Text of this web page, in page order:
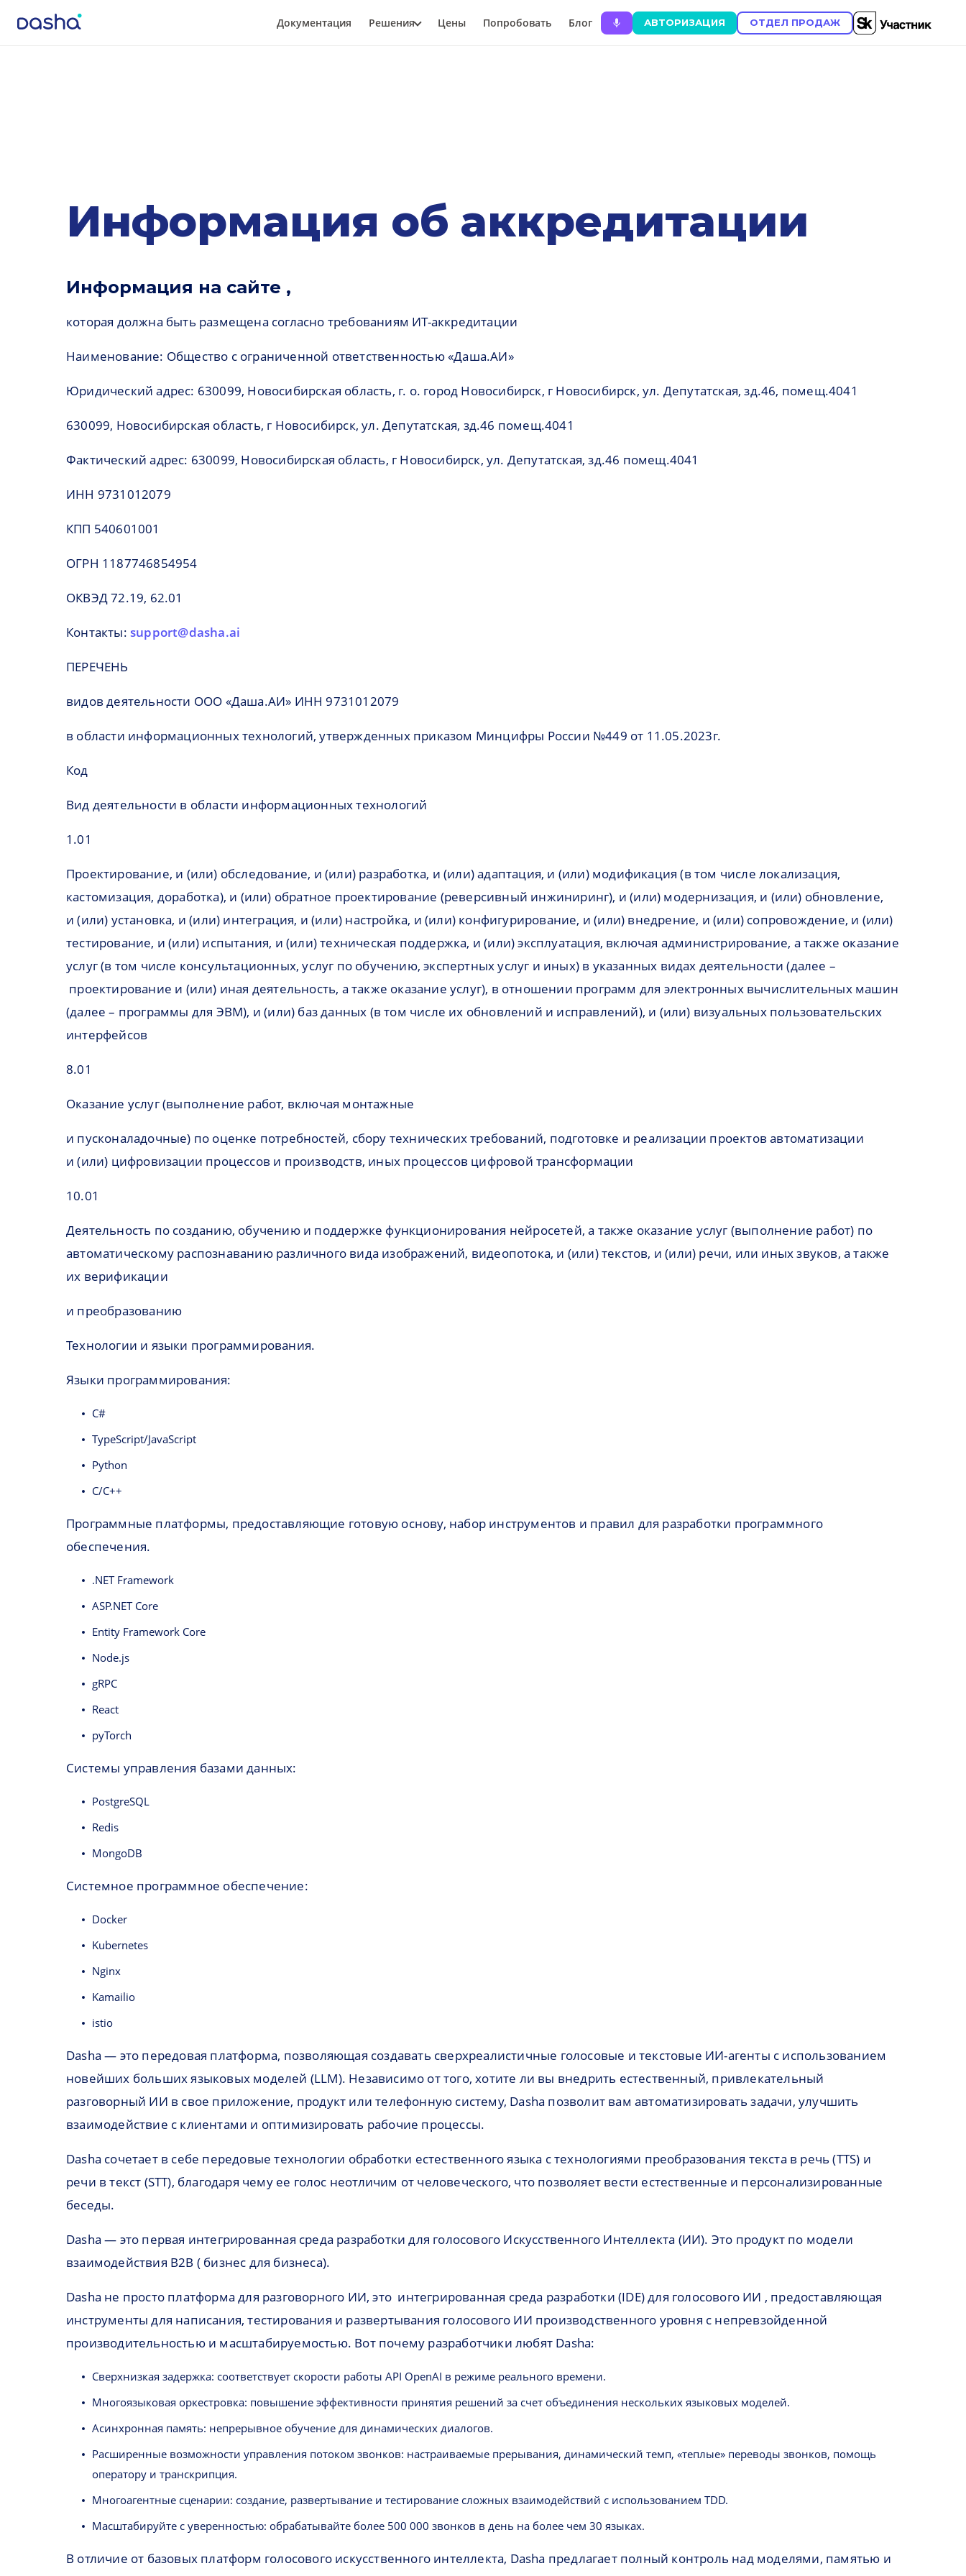
Документация Решения Цены Попробовать Блог АВТОРИЗАЦИЯ ОТДЕЛ ПРОДАЖ
Информация об аккредитации
Информация на сайте ,
которая должна быть размещена согласно требованиям ИТ-аккредитации
Наименование: Общество с ограниченной ответственностью «Даша.АИ»
Юридический адрес: 630099, Новосибирская область, г. о. город Новосибирск, г Новосибирск, ул. Депутатская, зд.46, помещ.4041
630099, Новосибирская область, г Новосибирск, ул. Депутатская, зд.46 помещ.4041
Фактический адрес: 630099, Новосибирская область, г Новосибирск, ул. Депутатская, зд.46 помещ.4041
ИНН 9731012079
КПП 540601001
ОГРН 1187746854954
ОКВЭД 72.19, 62.01
Контакты: support@dasha.ai
ПЕРЕЧЕНЬ
видов деятельности ООО «Даша.АИ» ИНН 9731012079
в области информационных технологий, утвержденных приказом Минцифры России №449 от 11.05.2023г.
Код
Вид деятельности в области информационных технологий
1.01
Проектирование, и (или) обследование, и (или) разработка, и (или) адаптация, и (или) модификация (в том числе локализация,
кастомизация, доработка), и (или) обратное проектирование (реверсивный инжиниринг), и (или) модернизация, и (или) обновление,
и (или) установка, и (или) интеграция, и (или) настройка, и (или) конфигурирование, и (или) внедрение, и (или) сопровождение, и (или)
тестирование, и (или) испытания, и (или) техническая поддержка, и (или) эксплуатация, включая администрирование, а также оказание
услуг (в том числе консультационных, услуг по обучению, экспертных услуг и иных) в указанных видах деятельности (далее –
проектирование и (или) иная деятельность, а также оказание услуг), в отношении программ для электронных вычислительных машин
(далее – программы для ЭВМ), и (или) баз данных (в том числе их обновлений и исправлений), и (или) визуальных пользовательских
интерфейсов
8.01
Оказание услуг (выполнение работ, включая монтажные
и пусконаладочные) по оценке потребностей, сбору технических требований, подготовке и реализации проектов автоматизации
и (или) цифровизации процессов и производств, иных процессов цифровой трансформации
10.01
Деятельность по созданию, обучению и поддержке функционирования нейросетей, а также оказание услуг (выполнение работ) по
автоматическому распознаванию различного вида изображений, видеопотока, и (или) текстов, и (или) речи, или иных звуков, а также
их верификации
и преобразованию
Технологии и языки программирования.
Языки программирования:
C#
TypeScript/JavaScript
Python
C/C++
Программные платформы, предоставляющие готовую основу, набор инструментов и правил для разработки программного
обеспечения.
.NET Framework
ASP.NET Core
Entity Framework Core
Node.js
gRPC
React
pyTorch
Системы управления базами данных:
PostgreSQL
Redis
MongoDB
Системное программное обеспечение:
Docker
Kubernetes
Nginx
Kamailio
istio
Dasha — это передовая платформа, позволяющая создавать сверхреалистичные голосовые и текстовые ИИ-агенты с использованием
новейших больших языковых моделей (LLM). Независимо от того, хотите ли вы внедрить естественный, привлекательный
разговорный ИИ в свое приложение, продукт или телефонную систему, Dasha позволит вам автоматизировать задачи, улучшить
взаимодействие с клиентами и оптимизировать рабочие процессы.
Dasha сочетает в себе передовые технологии обработки естественного языка с технологиями преобразования текста в речь (TTS) и
речи в текст (STT), благодаря чему ее голос неотличим от человеческого, что позволяет вести естественные и персонализированные
беседы.
Dasha — это первая интегрированная среда разработки для голосового Искусственного Интеллекта (ИИ). Это продукт по модели
взаимодействия B2B ( бизнес для бизнеса).
Dasha не просто платформа для разговорного ИИ, это интегрированная среда разработки (IDE) для голосового ИИ , предоставляющая
инструменты для написания, тестирования и развертывания голосового ИИ производственного уровня с непревзойденной
производительностью и масштабируемостью. Вот почему разработчики любят Dasha:
Сверхнизкая задержка: соответствует скорости работы API OpenAI в режиме реального времени.
Многоязыковая оркестровка: повышение эффективности принятия решений за счет объединения нескольких языковых моделей.
Асинхронная память: непрерывное обучение для динамических диалогов.
Расширенные возможности управления потоком звонков: настраиваемые прерывания, динамический темп, «теплые» переводы звонков, помощь
оператору и транскрипция.
Многоагентные сценарии: создание, развертывание и тестирование сложных взаимодействий с использованием TDD.
Масштабируйте с уверенностью: обрабатывайте более 500 000 звонков в день на более чем 30 языках.
В отличие от базовых платформ голосового искусственного интеллекта, Dasha предлагает полный контроль над моделями, памятью и